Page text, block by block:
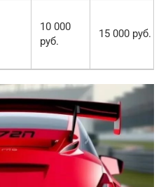
10 000
руб.
15 000 руб.